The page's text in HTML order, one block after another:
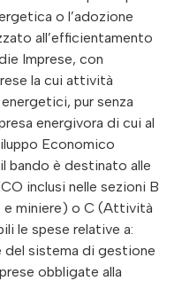
o l’adozione
all’efficientamento
Imprese, con
la cui attività
pur senza
energivora di cui al
Economico
bando è destinato alle
inclusi nelle sezioni B
e miniere) o C (Attività
le spese relative a:
del sistema di gestione
obbligate alla